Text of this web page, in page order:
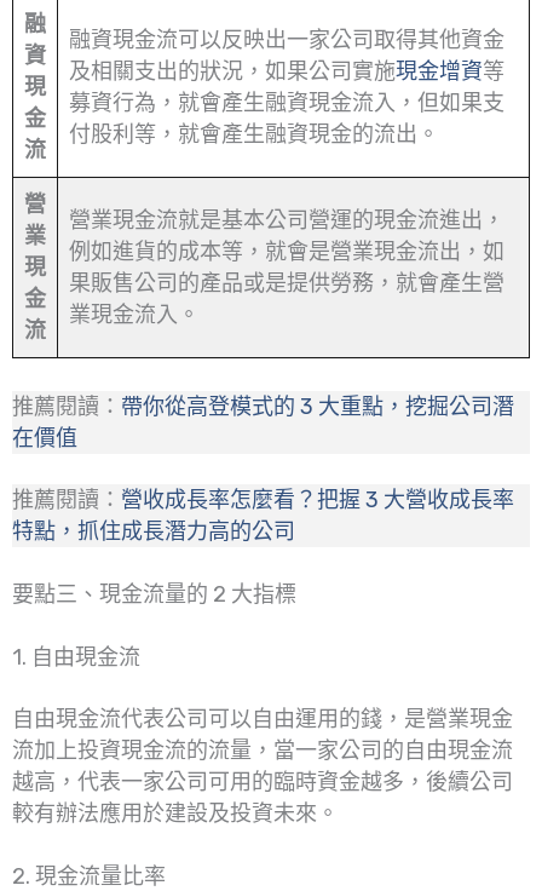
融
資
現
金
流
融資現金流可以反映出一家公司取得其他資金
及相關支出的狀況，如果公司實施現金增資等
募資行為，就會產生融資現金流入，但如果支
付股利等，就會產生融資現金的流出。
營
業
現
金
流
營業現金流就是基本公司營運的現金流進出，
例如進貨的成本等，就會是營業現金流出，如
果販售公司的產品或是提供勞務，就會產生營
業現金流入。
推薦閱讀： 帶你從高登模式的 3 大重點，挖掘公司潛
在價值
推薦閱讀： 營收成長率怎麼看？把握 3 大營收成長率
特點，抓住成長潛力高的公司
要點三、現金流量的 2 大指標
1. 自由現金流
自由現金流代表公司可以自由運用的錢，是營業現金
流加上投資現金流的流量，當一家公司的自由現金流
越高，代表一家公司可用的臨時資金越多，後續公司
較有辦法應用於建設及投資未來。
2. 現金流量比率